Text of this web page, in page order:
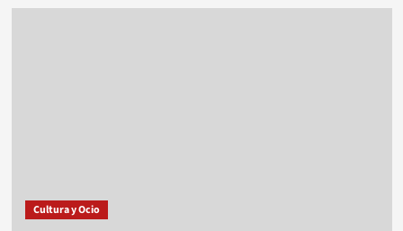
Cultura y Ocio